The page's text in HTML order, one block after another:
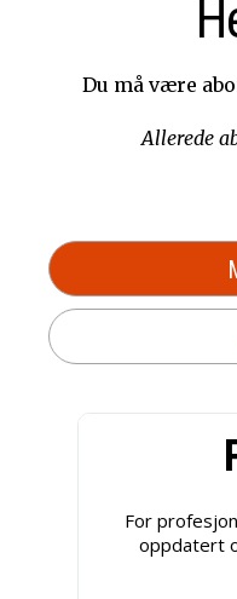
Du må være
Allerede
For
oppdatert